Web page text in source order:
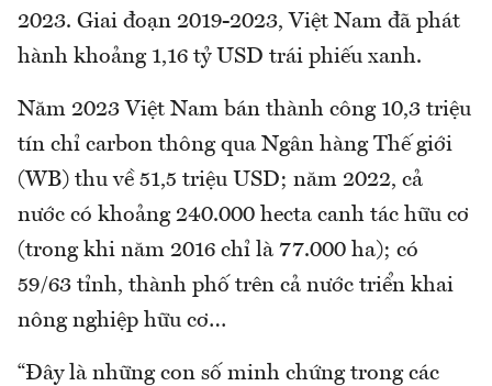
2023. Giai đoạn 2019-2023, Việt Nam đã phát
hành khoảng 1,16 tỷ USD trái phiếu xanh.
Năm 2023 Việt Nam bán thành công 10,3 triệu
tín chỉ carbon thông qua Ngân hàng Thế giới
(WB) thu về 51,5 triệu USD; năm 2022, cả
nước có khoảng 240.000 hecta canh tác hữu cơ
(trong khi năm 2016 chỉ là 77.000 ha); có
59/63 tỉnh, thành phố trên cả nước triển khai
nông nghiệp hữu cơ…
“Đây là những con số minh chứng trong các